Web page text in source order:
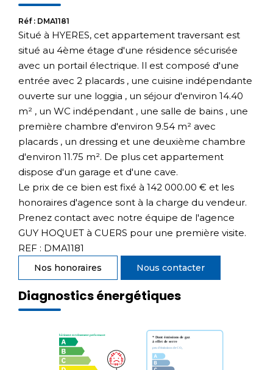
Réf : DMA1181
Situé à HYERES, cet appartement traversant est
situé au 4ème étage d'une résidence sécurisée
avec un portail électrique. Il est composé d'une
entrée avec 2 placards , une cuisine indépendante
ouverte sur une loggia , un séjour d'environ 14.40
m² , un WC indépendant , une salle de bains , une
première chambre d'environ 9.54 m² avec
placards , un dressing et une deuxième chambre
d'environ 11.75 m². De plus cet appartement
dispose d'un garage et d'une cave.
Le prix de ce bien est fixé à 142 000.00 € et les
honoraires d'agence sont à la charge du vendeur.
Prenez contact avec notre équipe de l'agence
GUY HOQUET à CUERS pour une première visite.
REF : DMA1181
Nos honoraires Nous contacter
Diagnostics énergétiques